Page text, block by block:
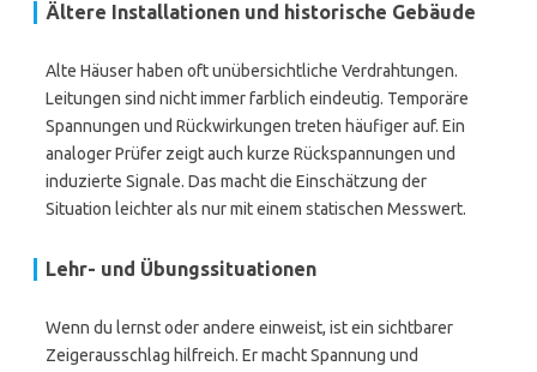
Ältere Installationen und historische Gebäude
Alte Häuser haben oft unübersichtliche Verdrahtungen.
Leitungen sind nicht immer farblich eindeutig. Temporäre
Spannungen und Rückwirkungen treten häufiger auf. Ein
analoger Prüfer zeigt auch kurze Rückspannungen und
induzierte Signale. Das macht die Einschätzung der
Situation leichter als nur mit einem statischen Messwert.
Lehr- und Übungssituationen
Wenn du lernst oder andere einweist, ist ein sichtbarer
Zeigerausschlag hilfreich. Er macht Spannung und